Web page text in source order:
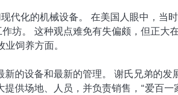
代化的机械设备。 在美国人眼中，当
坊。 这种观点难免有失偏颇，但正大
饲养方面。
的设备和最新的管理。 谢氏兄弟的发
供场地、人员，并负责销售，“爱百一